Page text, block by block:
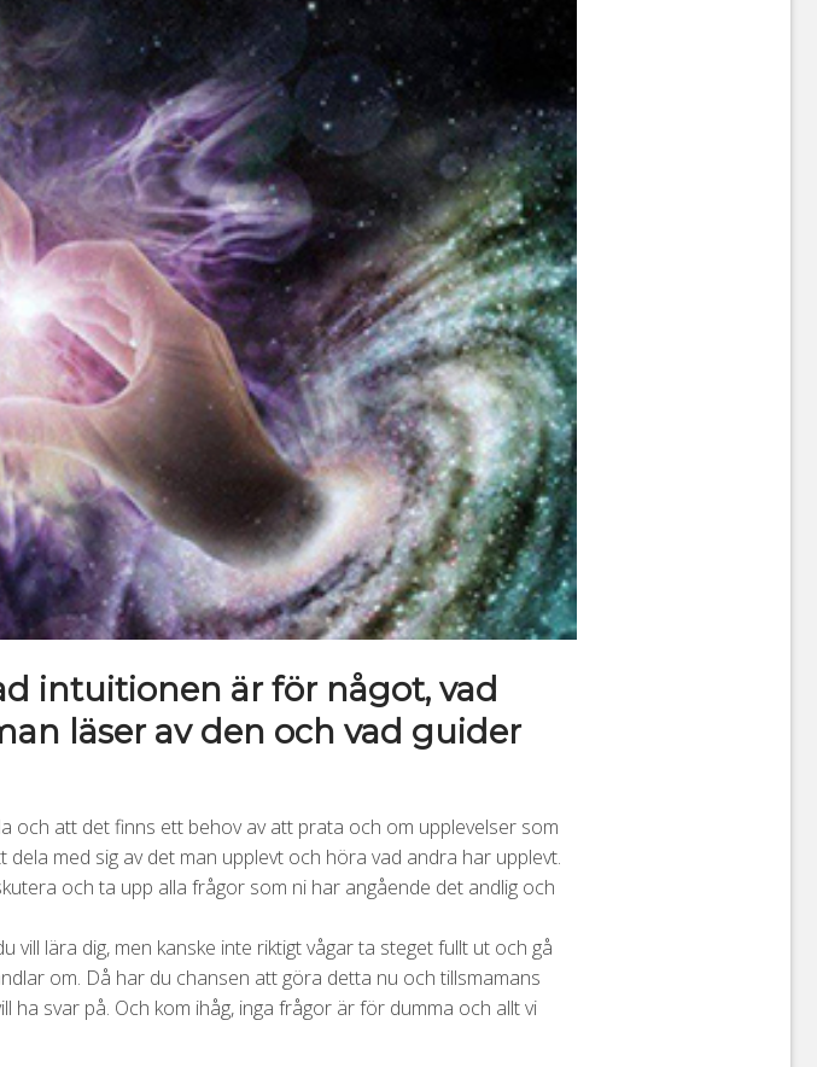
intuitionen är för något, vad
läser av den och vad guider
och att det finns ett behov av att prata och om upplevelser som
med sig av det man upplevt och höra vad andra har upplevt.
och ta upp alla frågor som ni har angående det andlig och
lära dig, men kanske inte riktigt vågar ta steget fullt ut och gå
om. Då har du chansen att göra detta nu och tillsmamans
svar på. Och kom ihåg, inga frågor är för dumma och allt vi